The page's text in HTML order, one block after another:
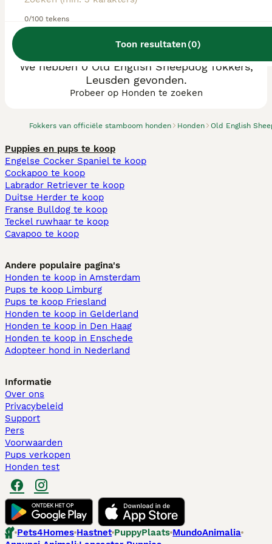
0/100 tekens
Toon resultaten(0)
Fokkers van officiële stamboom honden Honden Old English
We hebben 0 Old English Sheepdog fokkers,
Leusden gevonden.
Probeer op Honden te zoeken
Puppies en pups te koop
Engelse Cocker Spaniel te koop
Cockapoo te koop
Labrador Retriever te koop
Duitse Herder te koop
Franse Bulldog te koop
Teckel ruwhaar te koop
Cavapoo te koop
Andere populaire pagina's
Honden te koop in Amsterdam
Pups te koop Limburg​
Pups te koop Friesland​
Honden te koop in Gelderland
Honden te koop in Den Haag
Honden te koop in Enschede
Adopteer hond in Nederland
Informatie
Over ons
Privacybeleid
Support
Pers
Voorwaarden
Pups verkopen
Honden test
Pets4Homes Hastnet PuppyPlaats MundoAnimalia